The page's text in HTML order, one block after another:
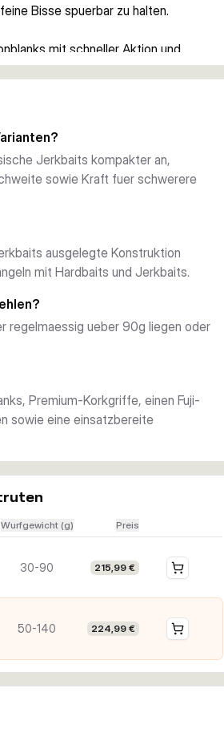
Bisse spuerbar zu halten.
mit schneller Aktion und
Jerkbaits, haelt den Koeder sauber
sind. Beide Varianten
Setup rund um klassische
50–140g ist die bessere Wahl, wenn
brauchst.
Jerkbaits kompakter an,
sowie Kraft fuer schwerere
ausgelegte Konstruktion
mit Hardbaits und Jerkbaits.
regelmaessig ueber 90g liegen oder
Premium-Korkgriffe, einen Fuji-
sowie eine einsatzbereite
Wurfgewicht (g) Preis
30-90 215,99 €
50-140 224,99 €